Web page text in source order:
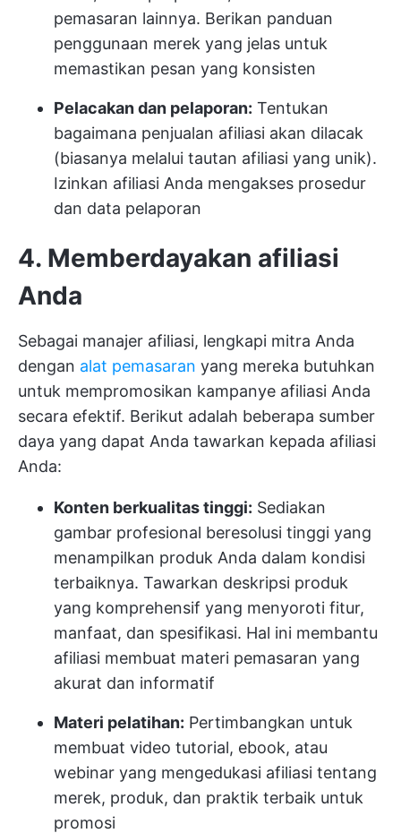
pemasaran lainnya. Berikan panduan
penggunaan merek yang jelas untuk
memastikan pesan yang konsisten
Pelacakan dan pelaporan: Tentukan
bagaimana penjualan afiliasi akan dilacak
(biasanya melalui tautan afiliasi yang unik).
Izinkan afiliasi Anda mengakses prosedur
dan data pelaporan
4. Memberdayakan afiliasi
Anda
Sebagai manajer afiliasi, lengkapi mitra Anda
dengan alat pemasaran yang mereka butuhkan
untuk mempromosikan kampanye afiliasi Anda
secara efektif. Berikut adalah beberapa sumber
daya yang dapat Anda tawarkan kepada afiliasi
Anda:
Konten berkualitas tinggi: Sediakan
gambar profesional beresolusi tinggi yang
menampilkan produk Anda dalam kondisi
terbaiknya. Tawarkan deskripsi produk
yang komprehensif yang menyoroti fitur,
manfaat, dan spesifikasi. Hal ini membantu
afiliasi membuat materi pemasaran yang
akurat dan informatif
Materi pelatihan: Pertimbangkan untuk
membuat video tutorial, ebook, atau
webinar yang mengedukasi afiliasi tentang
merek, produk, dan praktik terbaik untuk
promosi